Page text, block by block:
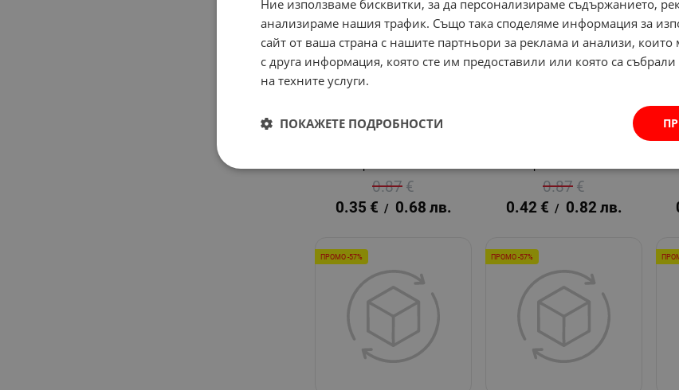
МЕБЕЛНА ДРЪЖКА
0.87 €
0.35 € / 0.68 лв.
0.87 €
0.42 € / 0.82 лв.
ПРОМО -57% ПРОМО -57%
Ние използваме бисквитки, за да персонализираме съдържанието,
анализираме нашия трафик. Също така споделяме информация за
сайт от ваша страна с нашите партньори за реклама и анализи,
с друга информация, която сте им предоставили или която са
на техните услуги.
ПОКАЖЕТЕ ПОДРОБНОСТИ